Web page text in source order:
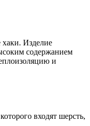
хаки. Изделие
содержанием
и
входят шерсть,